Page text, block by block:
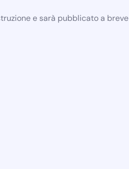
e sarà pubblicato a breve